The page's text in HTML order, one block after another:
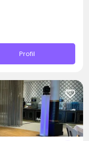
Profil